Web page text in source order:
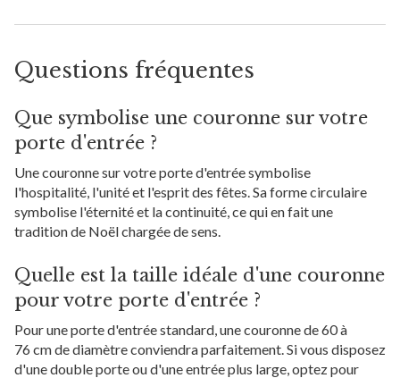
Questions fréquentes
Que symbolise une couronne sur votre
porte d'entrée ?
Une couronne sur votre porte d'entrée symbolise
l'hospitalité, l'unité et l'esprit des fêtes. Sa forme circulaire
symbolise l'éternité et la continuité, ce qui en fait une
tradition de Noël chargée de sens.
Quelle est la taille idéale d'une couronne
pour votre porte d'entrée ?
Pour une porte d'entrée standard, une couronne de 60 à
76 cm de diamètre conviendra parfaitement. Si vous disposez
d'une double porte ou d'une entrée plus large, optez pour